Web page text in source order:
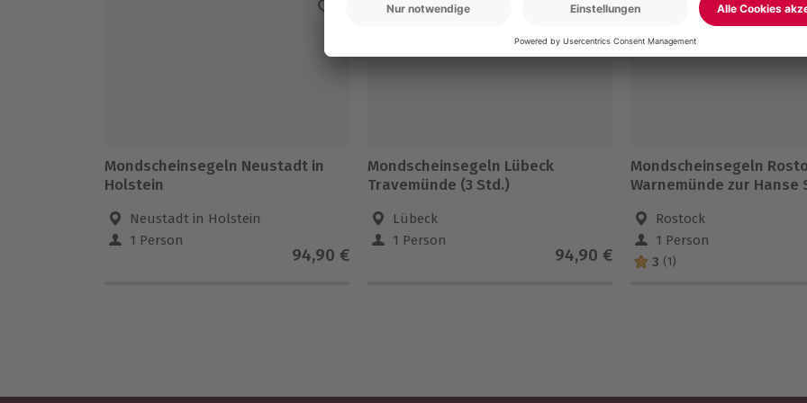
Mondscheinsegeln Neustadt in
Holstein
Neustadt in Holstein
1 Person
94,90 €
Mondscheinsegeln Lübeck
Travemünde (3 Std.)
Lübeck
1 Person
94,90 €
Mondscheinsegeln
Warnemünde zur Hanse
Rostock
1 Person
3 (1)